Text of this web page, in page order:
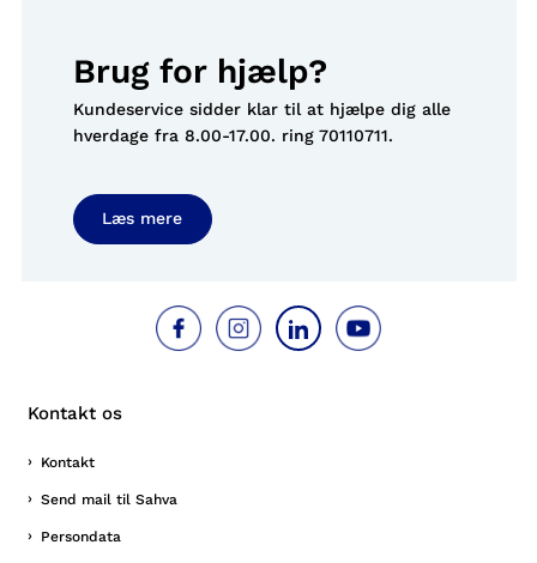
Brug for hjælp?
Kundeservice sidder klar til at hjælpe dig alle
hverdage fra 8.00-17.00. ring 70110711.
Læs mere
Kontakt os
Kontakt
Send mail til Sahva
Persondata